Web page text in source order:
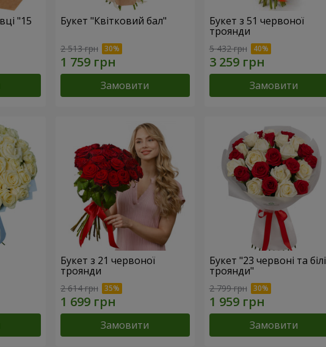
"15 Букет "Квітковий бал"
2 513 грн
Замовити
Букет з 51 червоної
троянди
5 432 грн
Замовити
Букет з 21 червоної
троянди
2 614 грн
Замовити
Букет "23 червоні та білі
троянди"
2 799 грн
Замовити